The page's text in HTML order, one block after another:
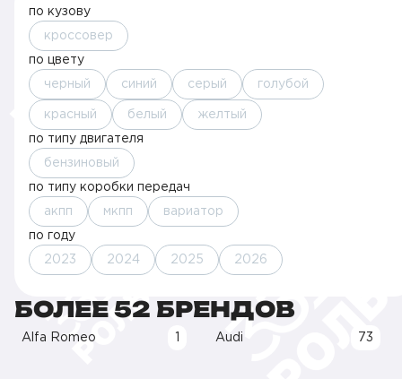
по кузову
кроссовер
по цвету
черный синий серый голубой
красный белый желтый
по типу двигателя
бензиновый
по типу коробки передач
акпп мкпп вариатор
по году
2023 2024 2025 2026
БОЛЕЕ 52 БРЕНДОВ
Alfa Romeo Audi 73